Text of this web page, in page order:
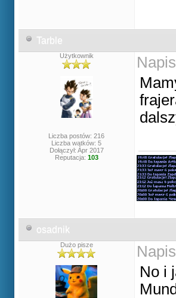
Tarble
Użytkownik
Liczba postów: 216
Liczba wątków: 5
Dołączył: Apr 2017
Reputacja: 103
osadnik
Dużo pisze
No i